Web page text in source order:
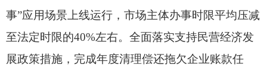
事”应用场景上线运行， 市场主体办事时限平均压减
至法定时限的40%左右。 全面落实支持民营经济发
展政策措施， 完成年度清理偿还拖欠企业账款任